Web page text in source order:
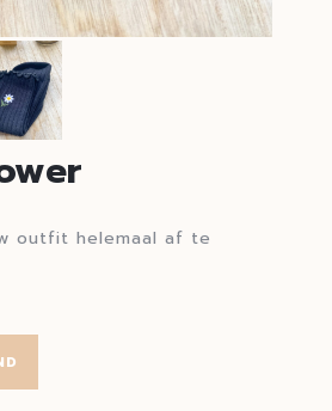
outfit helemaal af te